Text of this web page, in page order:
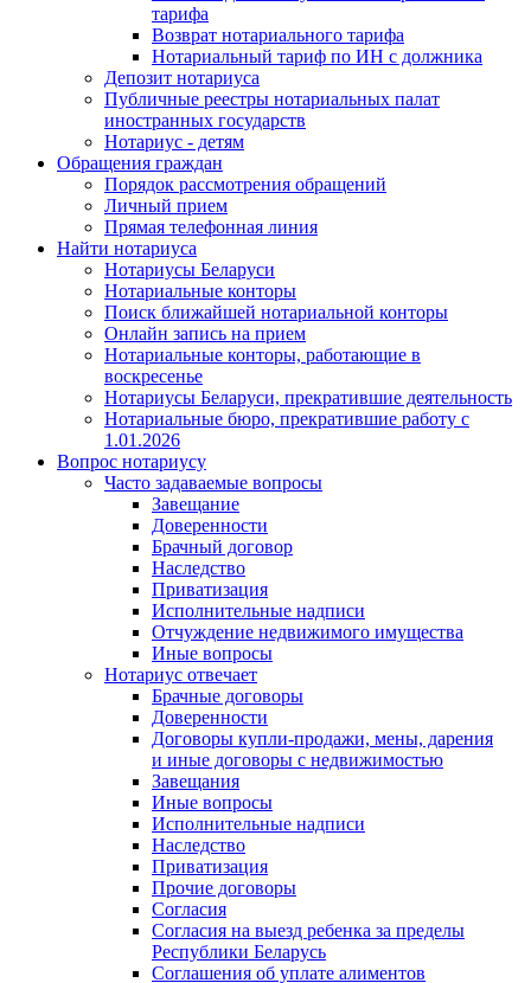
тарифа
Возврат нотариального тарифа
Нотариальный тариф по ИН с должника
Депозит нотариуса
Публичные реестры нотариальных палат
иностранных государств
Нотариус - детям
Обращения граждан
Порядок рассмотрения обращений
Личный прием
Прямая телефонная линия
Найти нотариуса
Нотариусы Беларуси
Нотариальные конторы
Поиск ближайшей нотариальной конторы
Онлайн запись на прием
Нотариальные конторы, работающие в
воскресенье
Нотариусы Беларуси, прекратившие деятельность
Нотариальные бюро, прекратившие работу с
1.01.2026
Вопрос нотариусу
Часто задаваемые вопросы
Завещание
Доверенности
Брачный договор
Наследство
Приватизация
Исполнительные надписи
Отчуждение недвижимого имущества
Иные вопросы
Нотариус отвечает
Брачные договоры
Доверенности
Договоры купли-продажи, мены, дарения
и иные договоры с недвижимостью
Завещания
Иные вопросы
Исполнительные надписи
Наследство
Приватизация
Прочие договоры
Согласия
Согласия на выезд ребенка за пределы
Республики Беларусь
Соглашения об уплате алиментов